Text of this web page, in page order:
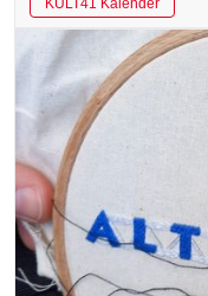
KULT41 Kalender